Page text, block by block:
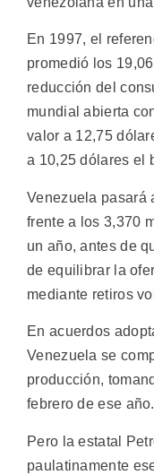
En 1997, el
promedió los
reducción del
mundial abierta
valor a 12,75
a 10,25 dólares el
Venezuela pasará
frente a los 3,370
un año, antes de
de equilibrar la
mediante retiros
En acuerdos
Venezuela se
producción,
febrero de ese año.
Pero la estatal
paulatinamente